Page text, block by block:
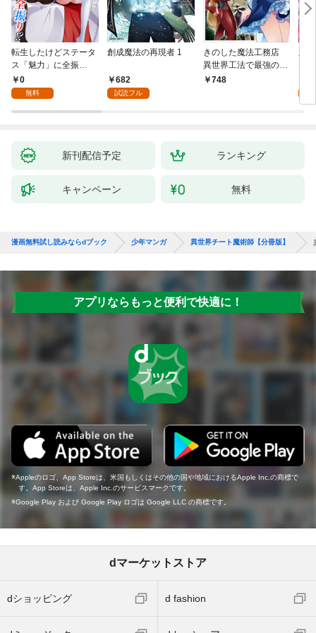
転生したけどステータ
ス「魅力」に全振
り！？(1)
0
無料
創成魔法の再現者 1
682
試読フル
きのした魔法工務店
異世界工法で最強の家
づくりを（コミック）
748
兆
る
新刊配信予定 ランキング
キャンペーン 無料
漫画無料試し読みならdブック 少年マンガ 異世界チート魔術師【分冊版】
アプリならもっと便利で快適に！
Appleのロゴ、App Storeは、米国もしくはその他の国や地域におけるApple Inc.の商標で
す。App Storeは、Apple Inc.のサービスマークです。
Google Play および Google Play ロゴは Google LLC の商標です。
dマーケットストア
dショッピング d fashion